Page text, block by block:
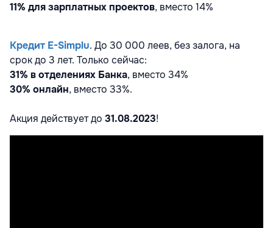
11% для зарплатных проектов, вместо 14%
Кредит E-Simplu. До 30 000 леев, без залога, на
срок до 3 лет. Только сейчас:
31% в отделениях Банка, вместо 34%
30% онлайн, вместо 33%.
Акция действуетдо 31.08.2023!